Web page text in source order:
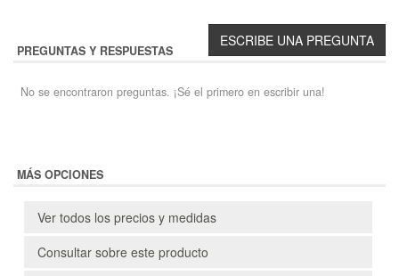
PREGUNTAS Y RESPUESTAS
No se encontraron preguntas. ¡Sé el primero en escribir una!
MÁS OPCIONES
Ver todos los precios y medidas
Consultar sobre este producto